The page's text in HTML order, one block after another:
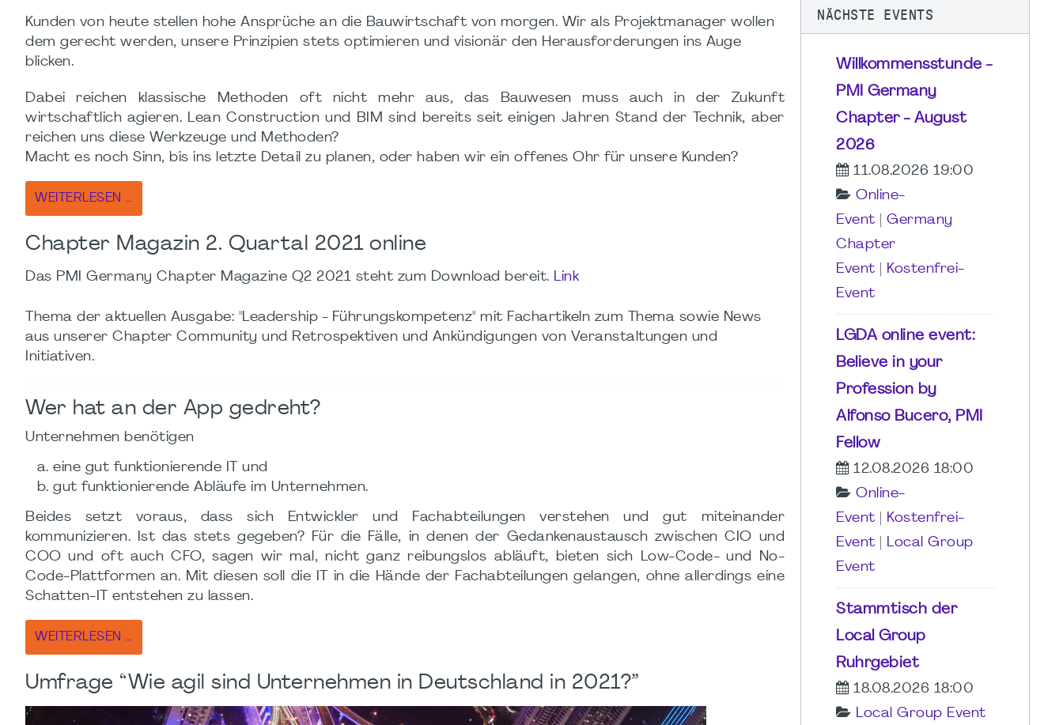
Kunden von heute stellen hohe Ansprüche an die Bauwirtschaft von morgen. Wir als Projektmanager wollen
dem gerecht werden, unsere Prinzipien stets optimieren und visionär den Herausforderungen ins Auge
blicken.
Dabei reichen klassische Methoden oft nicht mehr aus, das Bauwesen muss auch in der Zukunft
wirtschaftlich agieren. Lean Construction und BIM sind bereits seit einigen Jahren Stand der Technik, aber
reichen uns diese Werkzeuge und Methoden?
Macht es noch Sinn, bis ins letzte Detail zu planen, oder haben wir ein offenes Ohr für unsere Kunden?
WEITERLESEN …
Chapter Magazin 2. Quartal 2021 online
Das PMI Germany Chapter Magazine Q2 2021 steht zum Download bereit. Link
Thema der aktuellen Ausgabe: "Leadership - Führungskompetenz" mit Fachartikeln zum Thema sowie News
aus unserer Chapter Community und Retrospektiven und Ankündigungen von Veranstaltungen und
Initiativen.
Wer hat an der App gedreht?
Unternehmen benötigen
eine gut funktionierende IT und
gut funktionierende Abläufe im Unternehmen.
Beides setzt voraus, dass sich Entwickler und Fachabteilungen verstehen und gut miteinander
kommunizieren. Ist das stets gegeben? Für die Fälle, in denen der Gedankenaustausch zwischen CIO und
COO und oft auch CFO, sagen wir mal, nicht ganz reibungslos abläuft, bieten sich Low-Code- und No-
Code-Plattformen an. Mit diesen soll die IT in die Hände der Fachabteilungen gelangen, ohne allerdings eine
Schatten-IT entstehen zu lassen.
WEITERLESEN …
Umfrage “Wie agil sind Unternehmen in Deutschland in 2021?”
NÄCHSTE EVENTS
Willkommensstunde -
PMI Germany
Chapter - August
2026
11.08.2026 19:00
Online-
Event
Germany
Chapter
Event
Kostenfrei-
Event
LGDA online event:
Believe in your
Profession by
Alfonso Bucero, PMI
Fellow
12.08.2026 18:00
Online-
Event
Kostenfrei-
Event
Local Group
Event
Stammtisch der
Local Group
Ruhrgebiet
18.08.2026 18:00
Local Group Event